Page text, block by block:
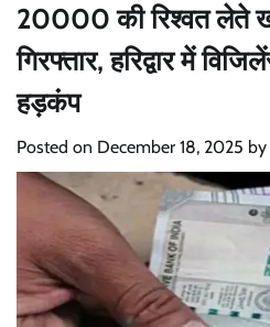
20000 की रिश्वत लेते
गिरफ्तार, हरिद्वार में
हड़कंप
Posted on December 18, 2025 by